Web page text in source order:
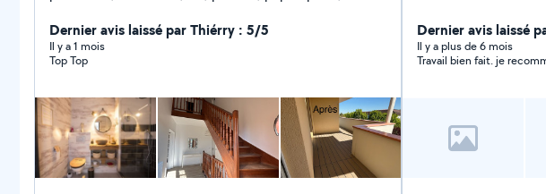
installateur de terrasse sur mesure en bois et
composite
Dernier avis laissé par Thiérry : 5/5
Il y a 1 mois
Top Top
d'autres domaines
de revêtement de
entretien. Aujourd'hui je veux mettre mes
Dernier avis laissé
Il y a plus de 6 mois
Travail bien fait. je